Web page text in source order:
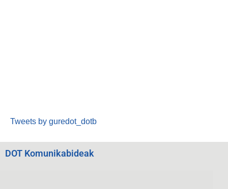
Tweets by guredot_dotb
DOT Komunikabideak